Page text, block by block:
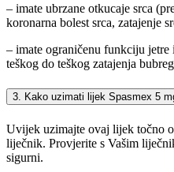
– imate ubrzane otkucaje srca
koronarna bolest srca, zatajenje
– imate ograničenu funkciju
teškog do teškog zatajenja
3. Kako uzimati lijek Spasmex 5
Uvijek uzimajte ovaj lijek točno
liječnik. Provjerite s Vašim
sigurni.